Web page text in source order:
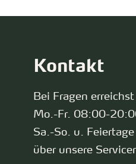
Kontakt
Bei Fragen
Mo.-Fr. 08:00-
Sa.-So. u.
über unsere